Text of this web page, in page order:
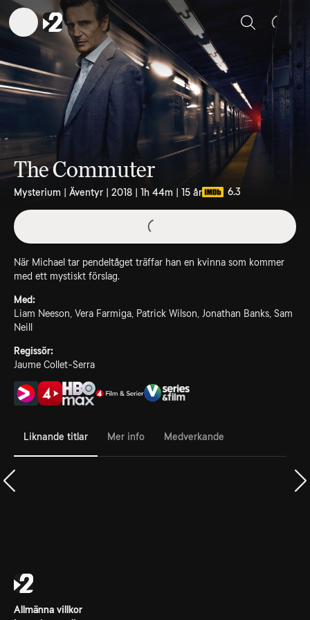
Sök
The Commuter
Mysterium | Äventyr | 2018 | 1h 44m | 15 år 6.3
När Michael tar pendeltåget träffar han en kvinna som kommer
med ett mystiskt förslag.
Med:
Liam Neeson, Vera Farmiga, Patrick Wilson, Jonathan Banks, Sam
Neill
Regissör:
Jaume Collet-Serra
Liknande titlar Mer info Medverkande
Allmänna villkor